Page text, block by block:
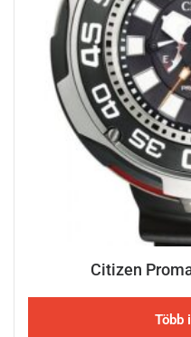
Citizen
Több